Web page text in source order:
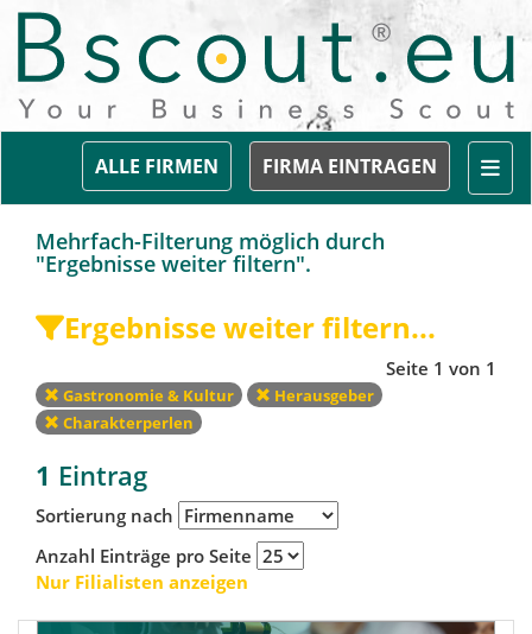
FIRMA EINTRAGEN
ALLE FIRMEN
Mehrfach-Filterung möglich durch
"Ergebnisse weiter filtern".
Ergebnisse weiter filtern...
Seite 1 von 1
Gastronomie & Kultur
Herausgeber
Charakterperlen
1 Eintrag
Sortierung nach
Anzahl Einträge pro Seite
Nur Filialisten anzeigen